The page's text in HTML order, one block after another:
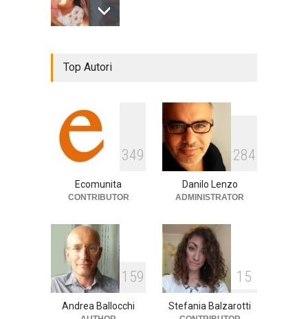
E tu hai paura del buio?
cultura società 1 Aprile 2024
Top Autori
349
Ecomunita
CONTRIBUTOR
284
Danilo Lenzo
ADMINISTRATOR
159
Andrea Ballocchi
15
Stefania Balzarotti